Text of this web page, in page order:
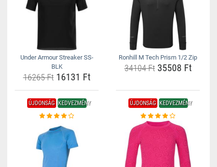
Under Armour Streaker SS-
BLK
16265 Ft16131 Ft
Ronhill M Tech Prism 1/2 Zip
34104 Ft35508 Ft
ÚJDONSÁG KEDVEZMÉNY ÚJDONSÁG KEDVEZMÉNY